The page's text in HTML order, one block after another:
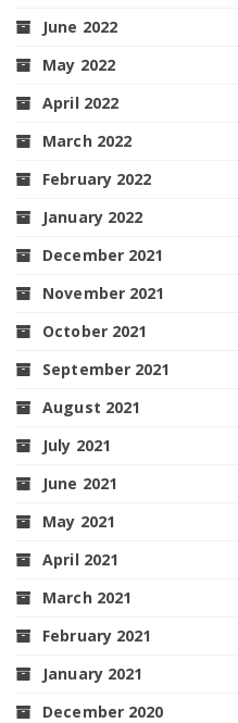
June 2022
May 2022
April 2022
March 2022
February 2022
January 2022
December 2021
November 2021
October 2021
September 2021
August 2021
July 2021
June 2021
May 2021
April 2021
March 2021
February 2021
January 2021
December 2020